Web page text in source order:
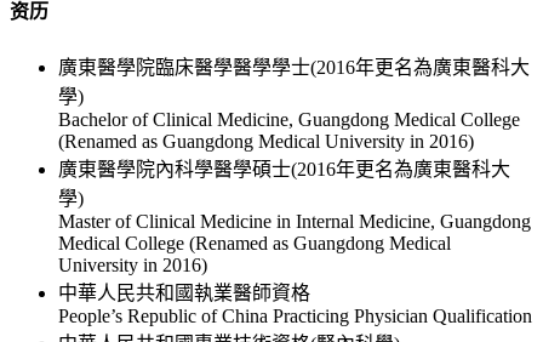
资历
廣東醫學院臨床醫學醫學學士(2016年更名為廣東醫科大
學)
Bachelor of Clinical Medicine, Guangdong Medical College
(Renamed as Guangdong Medical University in 2016)
廣東醫學院內科學醫學碩士(2016年更名為廣東醫科大
學)
Master of Clinical Medicine in Internal Medicine, Guangdong
Medical College (Renamed as Guangdong Medical
University in 2016)
中華人民共和國執業醫師資格
People’s Republic of China Practicing Physician Qualification